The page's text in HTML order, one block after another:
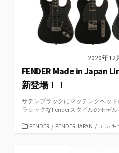
2020年12
FENDER Made in Japan
新登場！！
サテンブラックにマッチングヘッド
ラシックなFenderスタイルのモデ
カFENDER / FENDER JAPAN / エレキ